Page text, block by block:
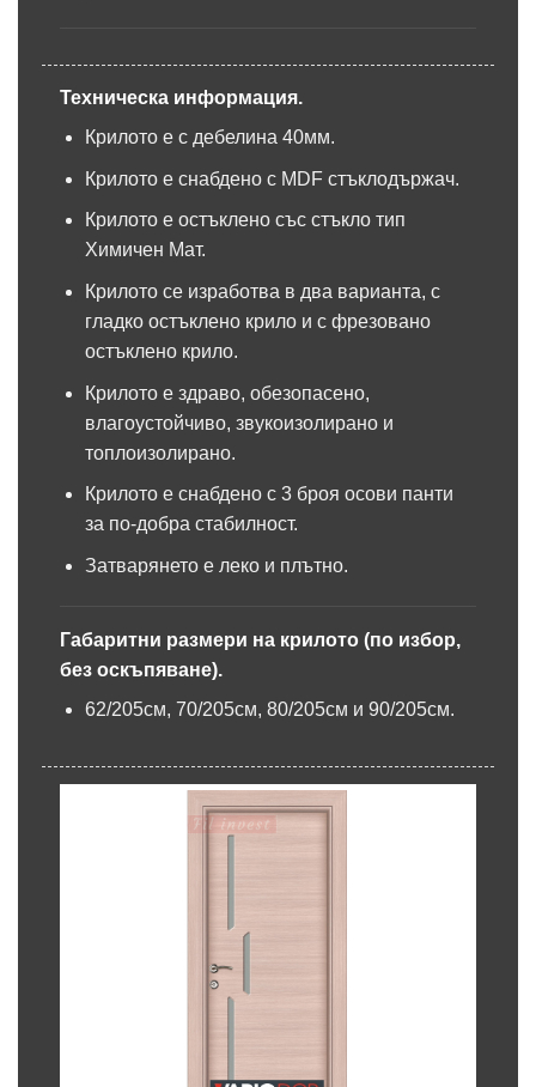
Техническа информация.
Крилото е с дебелина 40мм.
Крилото е снабдено с MDF стъклодържач.
Крилото е остъклено със стъкло тип
Химичен Мат.
Крилото се изработва в два варианта, с
гладко остъклено крило и с фрезовано
остъклено крило.
Крилото е здраво, обезопасено,
влагоустойчиво, звукоизолирано и
топлоизолирано.
Крилото е снабдено с 3 броя осови панти
за по-добра стабилност.
Затварянето е леко и плътно.
Габаритни размери на крилото (по избор,
без оскъпяване).
62/205см, 70/205см, 80/205см и 90/205см.